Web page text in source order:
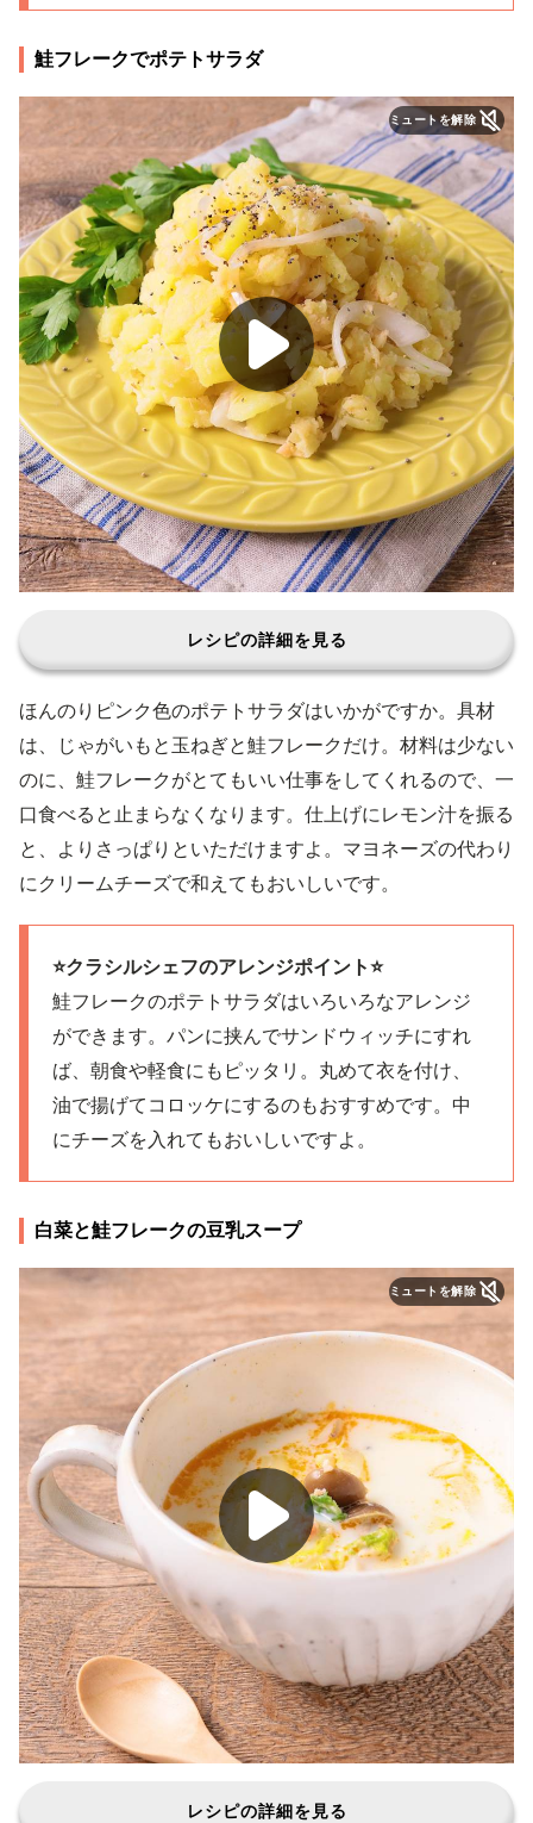
鮭フレークでポテトサラダ
ミュートを解除
レシピの詳細を見る
ほんのりピンク色のポテトサラダはいかがですか。具材
は、じゃがいもと玉ねぎと鮭フレークだけ。材料は少ない
のに、鮭フレークがとてもいい仕事をしてくれるので、一
口食べると止まらなくなります。仕上げにレモン汁を振る
と、よりさっぱりといただけますよ。マヨネーズの代わり
にクリームチーズで和えてもおいしいです。
⭐️クラシルシェフのアレンジポイント⭐️
鮭フレークのポテトサラダはいろいろなアレンジ
ができます。パンに挟んでサンドウィッチにすれ
ば、朝食や軽食にもピッタリ。丸めて衣を付け、
油で揚げてコロッケにするのもおすすめです。中
にチーズを入れてもおいしいですよ。
白菜と鮭フレークの豆乳スープ
ミュートを解除
レシピの詳細を見る